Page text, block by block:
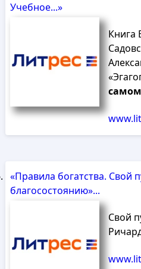
Учебное...»
Книга
«Правила богатства. Свой
благосостоянию»...
Свой